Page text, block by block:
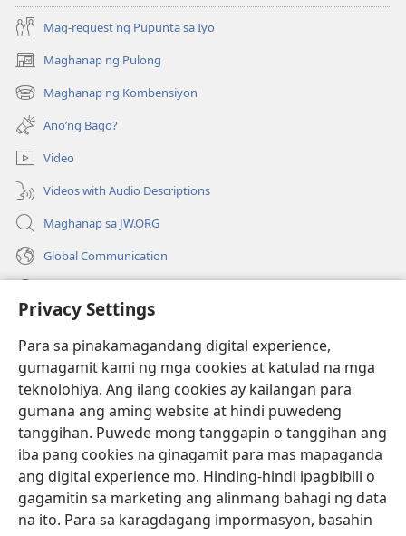
Privacy Settings
Para sa pinakamagandang digital experience,
gumagamit kami ng mga cookies at katulad na mga
teknolohiya. Ang ilang cookies ay kailangan para
gumana ang aming website at hindi puwedeng
tanggihan. Puwede mong tanggapin o tanggihan ang
iba pang cookies na ginagamit para mas mapaganda
ang digital experience mo. Hinding-hindi ipagbibili o
gagamitin sa marketing ang alinmang bahagi ng data
na ito. Para sa karagdagang impormasyon, basahin
SA
PAG-
Mag-request ng Pupunta sa Iyo
Maghanap ng Pulong
(may
bubukas
na
bagong
window)
Maghanap ng Kombensiyon
(may
bubukas
na
bagong
window)
Ano’ng Bago?
Video
Videos with Audio Descriptions
Maghanap sa JW.ORG
Global Communication
(may
na
bagong
window)
Watchtower ONLINE LIBRARY™
(may
bubukas
na
bagong
window)
JW Hub ®
(may
bubukas
bagong
window)
JW Library ®
Watchtower Library®